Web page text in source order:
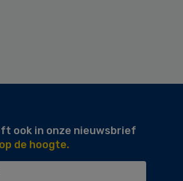
ook in onze nieuwsbrief
de hoogte.